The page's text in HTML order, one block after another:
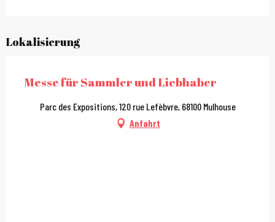
Lokalisierung
Messe für Sammler und Liebhaber
Parc des Expositions, 120 rue Lefèbvre, 68100 Mulhouse
Anfahrt